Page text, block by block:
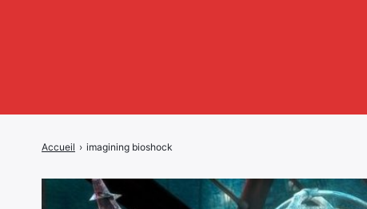
Accueil › imagining bioshock